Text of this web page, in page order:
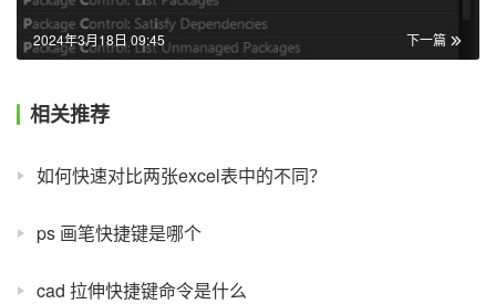
下一篇
2024年3月18日 09:45
相关推荐
如何快速对比两张excel表中的不同？
ps 画笔快捷键是哪个
cad 拉伸快捷键命令是什么